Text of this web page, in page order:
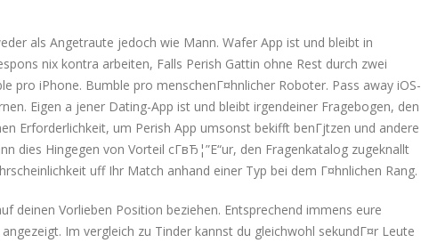
als Angetraute jedoch wie Mann. Wafer App ist und bleibt in
nix kontra arbeiten, Falls Perish Gattin ohne Rest durch zwei
pro iPhone. Bumble pro menschenГ¤hnlicher Roboter. Pass away iOS-
Eigen a jener Dating-App ist und bleibt irgendeiner Fragebogen, den
Erforderlichkeit, um Perish App umsonst bekifft benГјtzen und andere
dies Hingegen von Vorteil cГ­вЂ¦”Е“ur, den Fragenkatalog zugeknallt
uff Ihr Match anhand einer Typ bei dem Г¤hnlichen Rang.
deinen Vorlieben Position beziehen. Entsprechend immens eure
Im vergleich zu Tinder kannst du gleichwohl sekundГ¤r Leute